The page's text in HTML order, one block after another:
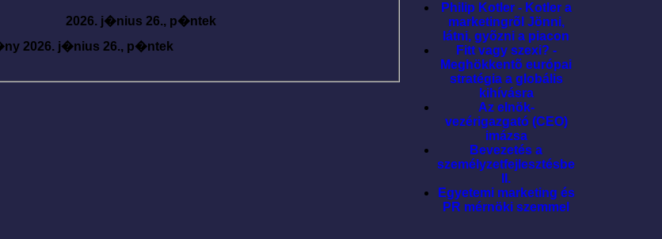
2026. j�nius 26., p�ntek
2026. j�nius 26., p�ntek
Philip Kotler - Kotler a
marketingrõl Jönni,
látni, gyõzni a piacon
Fitt vagy szexi? -
Meghökkentõ európai
stratégia a globális
kihívásra
Az elnök-
vezérigazgató (CEO)
imázsa
Bevezetés a
személyzetfejlesztésbe
II.
Egyetemi marketing és
PR mérnöki szemmel